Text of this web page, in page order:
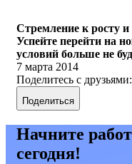
Стремление к росту
Успейте перейти на
условий больше не
7 марта 2014
Поделитесь с друзьями:
Поделиться
Начните
сегодня!